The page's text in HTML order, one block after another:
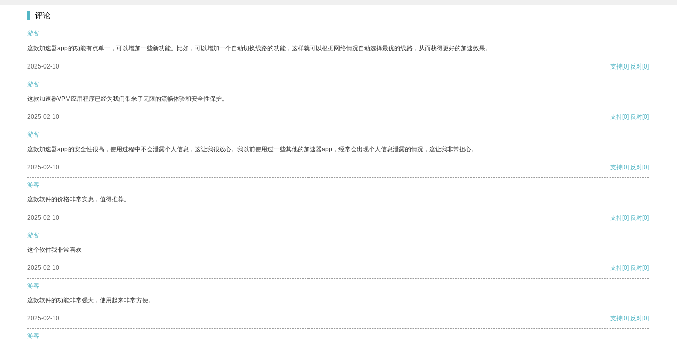
评论
游客
这款加速器app的功能有点单一，可以增加一些新功能。比如，可以增加一个自动切换线路的功能，这样就可以根据网络情况自动选择最优的线路，从而获得更好的加速效果。
2025-02-10 支持[0] 反对[0]
游客
这款加速器VPM应用程序已经为我们带来了无限的流畅体验和安全性保护。
2025-02-10 支持[0] 反对[0]
游客
这款加速器app的安全性很高，使用过程中不会泄露个人信息，这让我很放心。我以前使用过一些其他的加速器app，经常会出现个人信息泄露的情况，这让我非常担心。
2025-02-10 支持[0] 反对[0]
游客
这款软件的价格非常实惠，值得推荐。
2025-02-10 支持[0] 反对[0]
游客
这个软件我非常喜欢
2025-02-10 支持[0] 反对[0]
游客
这款软件的功能非常强大，使用起来非常方便。
2025-02-10 支持[0] 反对[0]
游客